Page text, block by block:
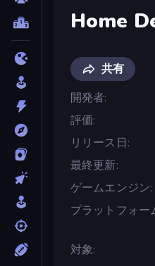
Home
共有
開発者
評価
リリース日
最終更新
ゲームエンジン
プラットフォー
対象